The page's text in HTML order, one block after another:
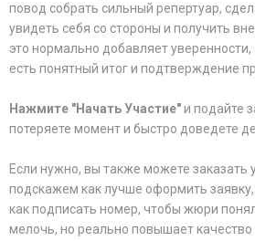
повод собрать сильный репертуар,
увидеть себя со стороны и получить
это нормально добавляет
есть понятный итог и подтверждение
Нажмите "Начать Участие"и подайте
потеряете момент и быстро доведете
Если нужно, вы также можете заказать
подскажем как лучше оформить
как подписать номер, чтобы жюри
мелочь, но реально повышает